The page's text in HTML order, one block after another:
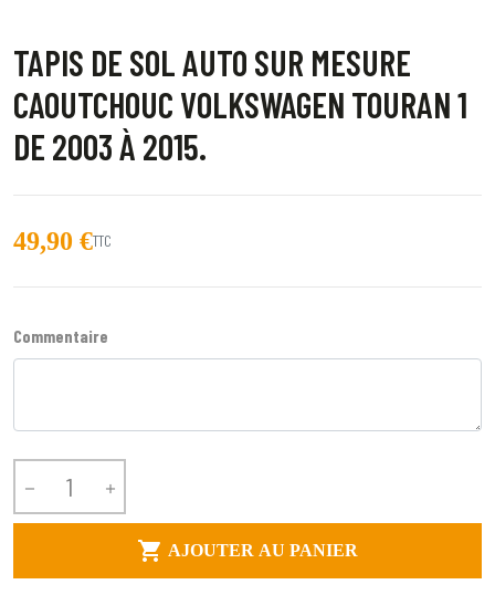
TAPIS DE SOL AUTO SUR MESURE
CAOUTCHOUC VOLKSWAGEN TOURAN 1
DE 2003 À 2015.
49,90 €TTC
Commentaire
 
 AJOUTER AU PANIER